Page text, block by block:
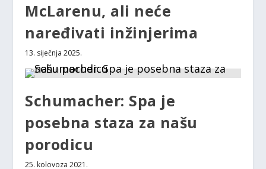
McLarenu, ali neće
naređivati inžinjerima
13. siječnja 2025.
Schumacher: Spa je
posebna staza za našu
porodicu
25. kolovoza 2021.